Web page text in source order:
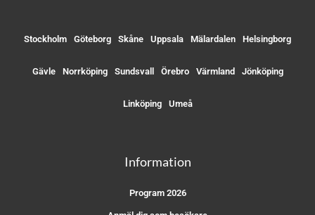
Stockholm Göteborg Skåne Uppsala Mälardalen Helsingborg
Gävle Norrköping Sundsvall Örebro Värmland Jönköping
Linköping Umeå
Information
Program 2026